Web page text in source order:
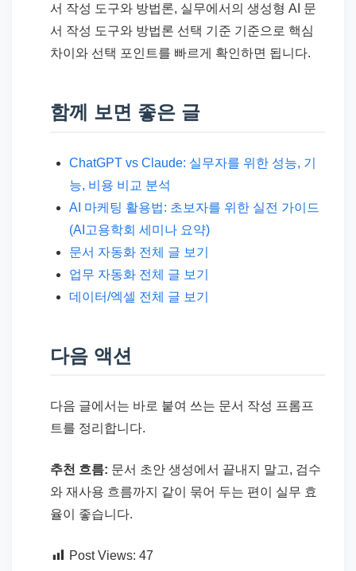
서 작성 도구와 방법론, 실무에서의 생성형 AI 문
서 작성 도구와 방법론 선택 기준 기준으로 핵심
차이와 선택 포인트를 빠르게 확인하면 됩니다.
함께 보면 좋은 글
ChatGPT vs Claude: 실무자를 위한 성능, 기
능, 비용 비교 분석
AI 마케팅 활용법: 초보자를 위한 실전 가이드
(AI고용학회 세미나 요약)
문서 자동화 전체 글 보기
업무 자동화 전체 글 보기
데이터/엑셀 전체 글 보기
다음 액션
다음 글에서는 바로 붙여 쓰는 문서 작성 프롬프
트를 정리합니다.
추천 흐름: 문서 초안 생성에서 끝내지 말고, 검수
와 재사용 흐름까지 같이 묶어 두는 편이 실무 효
율이 좋습니다.
Post Views: 47